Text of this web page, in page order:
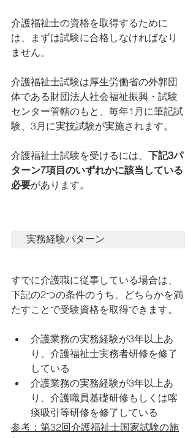
介護福祉士の資格を取得するために
は、まずは試験に合格しなければなり
ません。
介護福祉士試験は厚生労働省の外郭団
体である財団法人社会福祉振興・試験
センター管轄のもと、毎年1月に筆記試
験、3月に実技試験が実施されます。
介護福祉士試験を受けるには、 下記3パ
ターン7項目のいずれかに該当している
必要があります。
実務経験パターン
すでに介護職に従事している場合は、
下記の2つの条件のうち、どちらかを満
たすことで受験資格を取得できます。
介護業務の実務経験が3年以上あ
り、介護福祉士実務者研修を修了
している
介護業務の実務経験が3年以上あ
り、介護職員基礎研修もしくは喀
痰吸引等研修を修了している
参考：第32回介護福祉士国家試験の施